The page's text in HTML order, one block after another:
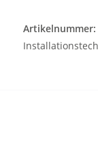
Artikelnummer: